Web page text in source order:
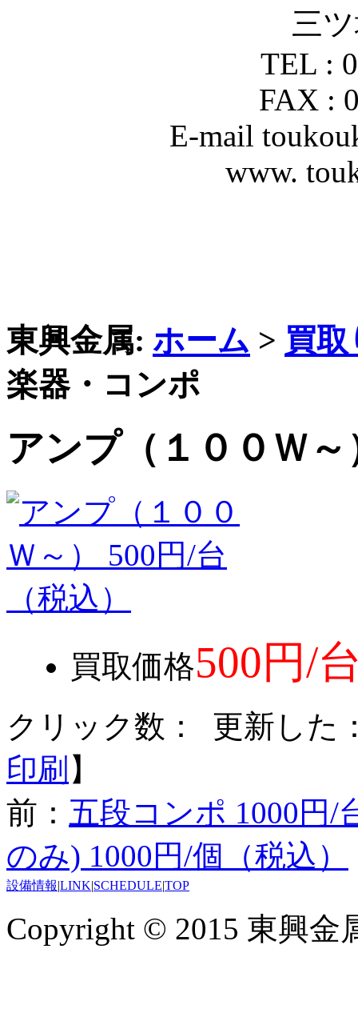
三
TEL :
FAX :
E-mail
www.
東興金属: ホーム > 買
楽器・コンポ
アンプ（１００Ｗ
買取価格500円/
クリック数：
更新した
印刷 】
前： 五段コンポ 1000円/
のみ) 1000円/個（税込）
設備情報 LINK SCHEDULE TOP
Copyright © 2015 東興金